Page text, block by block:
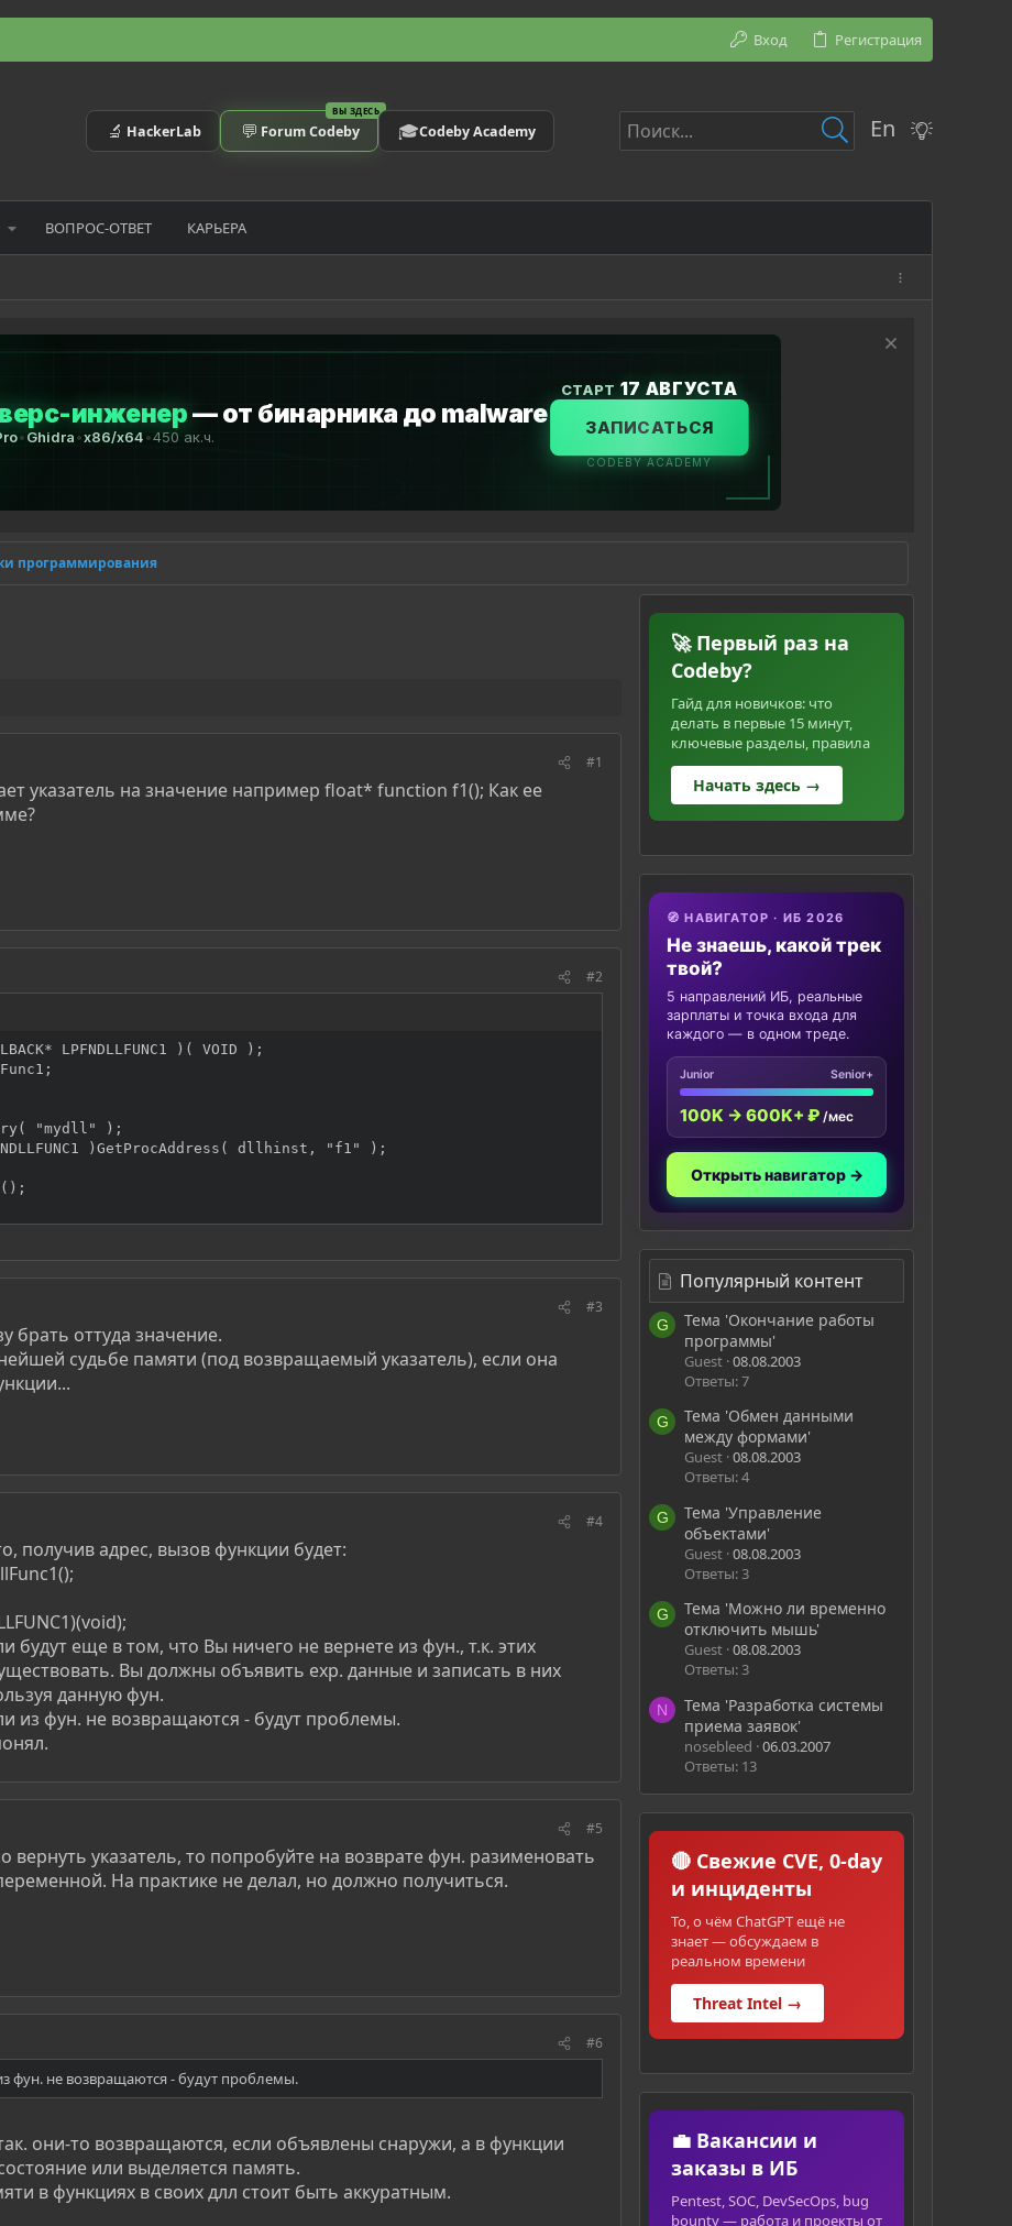
Вход Регистрация
🔬 HackerLab
ВЫ ЗДЕСЬ
💬 Forum Codeby 🎓Codeby Academy En
ВОПРОС-ОТВЕТ КАРЬЕРА
программирования
#1
указатель на значение например float* function f1(); Как ее
#2
LPFNDLLFUNC1 )( VOID );
"mydll" );
)GetProcAddress( dllhinst, "f1" );
#3
брать оттуда значение.
судьбе памяти (под возвращаемый указатель), если она
#4
получив адрес, вызов функции будет:
будут еще в том, что Вы ничего не вернете из фун., т.к. этих
Вы должны объявить exp. данные и записать в них
данную фун.
из фун. не возвращаются - будут проблемы.
#5
вернуть указатель, то попробуйте на возврате фун. разименовать
На практике не делал, но должно получиться.
#6
фун. не возвращаются - будут проблемы.
они-то возвращаются, если объявлены снаружи, а в функции
или выделяется память.
в функциях в своих длл стоит быть аккуратным.
🚀 Первый раз на
Codeby?
Гайд для новичков: что
делать в первые 15 минут,
ключевые разделы, правила
Начать здесь →
🧭 НАВИГАТОР · ИБ 2026
Не знаешь, какой трек
твой?
5 направлений ИБ, реальные
зарплаты и точка входа для
каждого — в одном треде.
Junior Senior+
100K → 600K+ ₽ /мес
Открыть навигатор →
Популярный контент
G
Тема 'Окончание работы
программы'
Guest 08.08.2003
Ответы: 7
G
Тема 'Обмен данными
между формами'
Guest 08.08.2003
Ответы: 4
G
Тема 'Управление
объектами'
Guest 08.08.2003
Ответы: 3
G
Тема 'Можно ли временно
отключить мышь'
Guest 08.08.2003
Ответы: 3
N
Тема 'Разработка системы
приема заявок'
nosebleed 06.03.2007
Ответы: 13
🔴 Свежие CVE, 0-day
и инциденты
То, о чём ChatGPT ещё не
знает — обсуждаем в
реальном времени
Threat Intel →
💼 Вакансии и
заказы в ИБ
Pentest, SOC, DevSecOps, bug
bounty — работа и проекты от